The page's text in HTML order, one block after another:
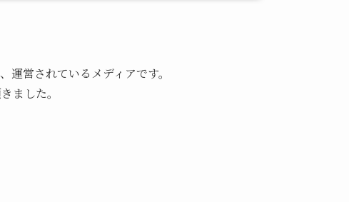
運営されているメディアです。
ました。